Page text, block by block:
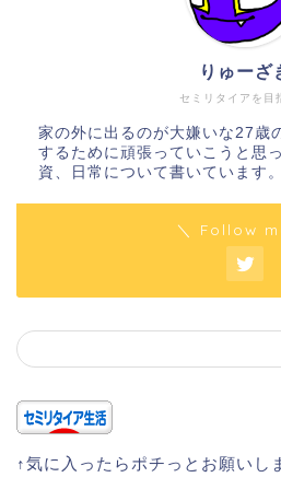
セミリタイアを目
りゅーざ
家の外に出るのが大嫌いな27歳
するために頑張っていこうと思
資、日常について書いています。
＼ Follow
↑気に入ったらポチっとお願いし